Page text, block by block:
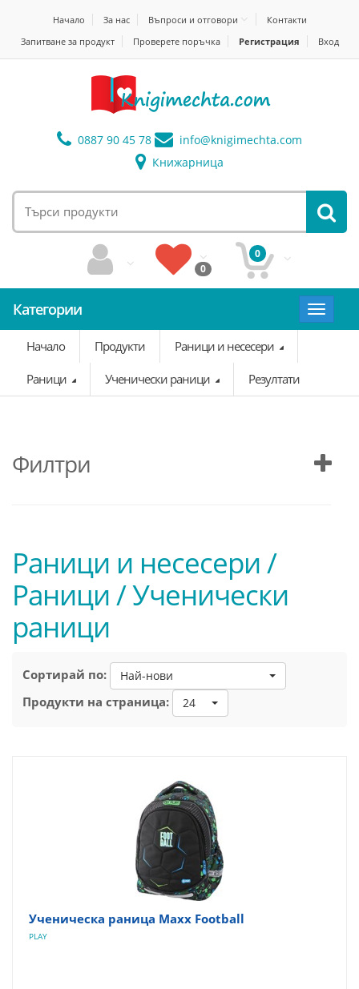
Начало За нас Въпроси и отговори
Контакти
Запитване за продукт
Проверете поръчка Регистрация Вход
0887 90 45 78 info@knigimechta.com
Книжарница
0
0
Категории
Toggle
Начало
Продукти Раници и несесери
Раници Ученически раници Резултати
Филтри
Раници и несесери /
Раници / Ученически
раници
Сортирай по: Най-нови
Продукти на страница: 24
Ученическа раница Maxx Football
PLAY